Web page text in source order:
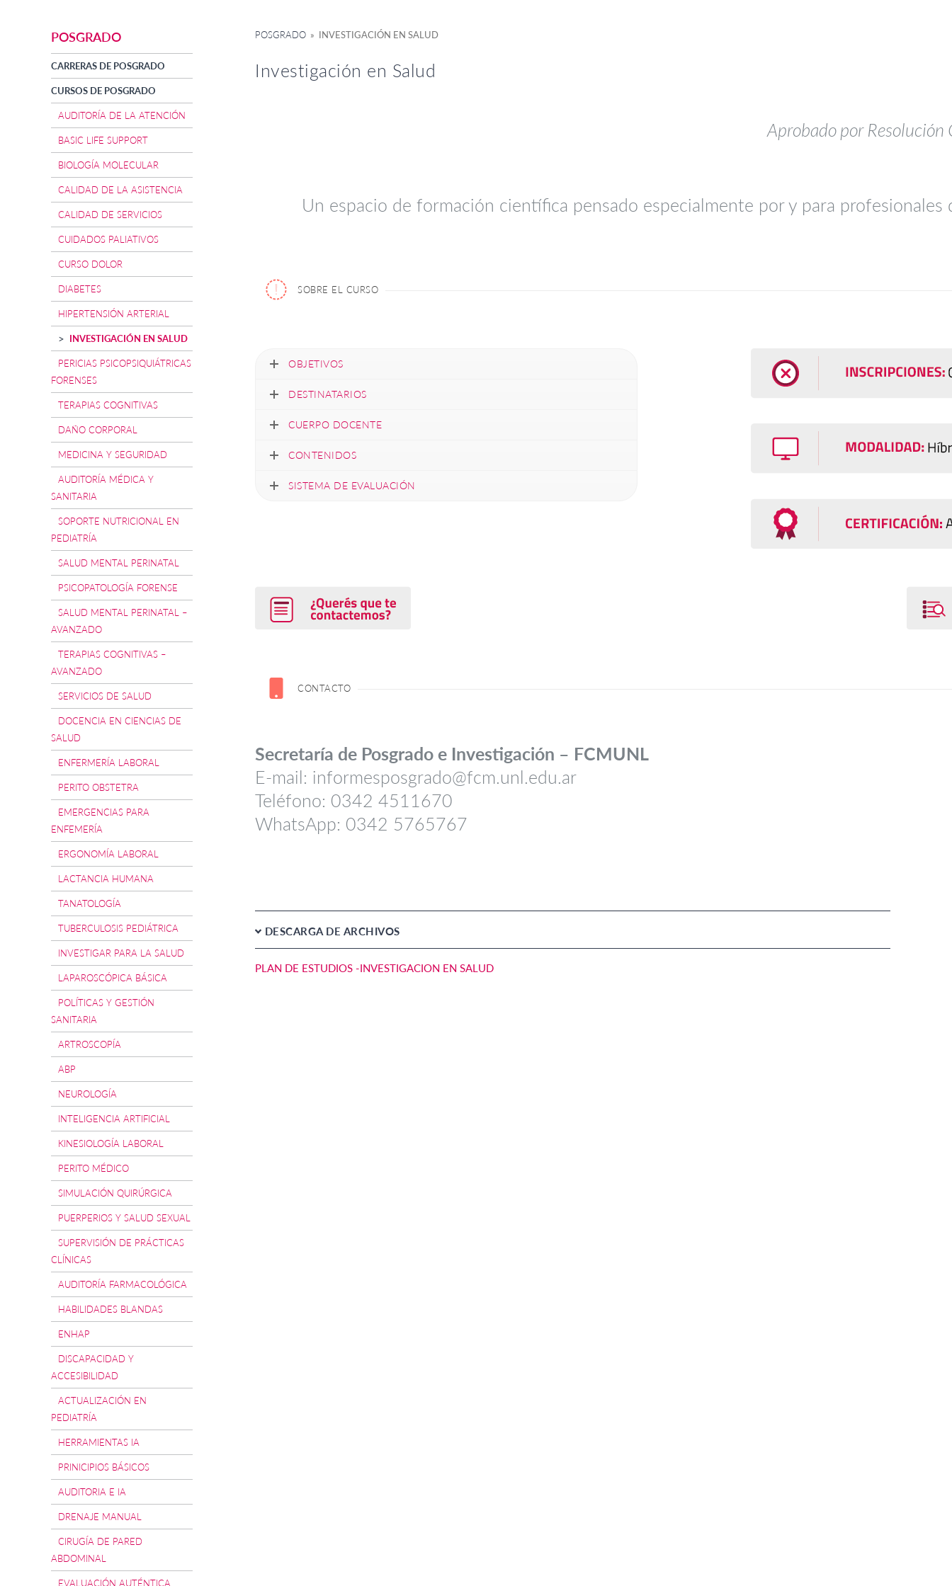
POSGRADO
CARRERAS DE POSGRADO
CURSOS DE POSGRADO
AUDITORÍA DE LA ATENCIÓN
BASIC LIFE SUPPORT
BIOLOGÍA MOLECULAR
CALIDAD DE LA ASISTENCIA
CALIDAD DE SERVICIOS
CUIDADOS PALIATIVOS
CURSO DOLOR
DIABETES
HIPERTENSIÓN ARTERIAL
INVESTIGACIÓN EN SALUD
PERICIAS PSICOPSIQUIÁTRICAS
FORENSES
TERAPIAS COGNITIVAS
DAÑO CORPORAL
MEDICINA Y SEGURIDAD
AUDITORÍA MÉDICA Y
SANITARIA
SOPORTE NUTRICIONAL EN
PEDIATRÍA
SALUD MENTAL PERINATAL
PSICOPATOLOGÍA FORENSE
SALUD MENTAL PERINATAL –
AVANZADO
TERAPIAS COGNITIVAS –
AVANZADO
SERVICIOS DE SALUD
DOCENCIA EN CIENCIAS DE
SALUD
ENFERMERÍA LABORAL
PERITO OBSTETRA
EMERGENCIAS PARA
ENFEMERÍA
ERGONOMÍA LABORAL
LACTANCIA HUMANA
TANATOLOGÍA
TUBERCULOSIS PEDIÁTRICA
INVESTIGAR PARA LA SALUD
LAPAROSCÓPICA BÁSICA
POLÍTICAS Y GESTIÓN
SANITARIA
ARTROSCOPÍA
ABP
NEUROLOGÍA
INTELIGENCIA ARTIFICIAL
KINESIOLOGÍA LABORAL
PERITO MÉDICO
SIMULACIÓN QUIRÚRGICA
PUERPERIOS Y SALUD SEXUAL
SUPERVISIÓN DE PRÁCTICAS
CLÍNICAS
AUDITORÍA FARMACOLÓGICA
HABILIDADES BLANDAS
ENHAP
DISCAPACIDAD Y
ACCESIBILIDAD
ACTUALIZACIÓN EN
PEDIATRÍA
HERRAMIENTAS IA
PRINICIPIOS BÁSICOS
AUDITORIA E IA
DRENAJE MANUAL
CIRUGÍA DE PARED
ABDOMINAL
EVALUACIÓN AUTÉNTICA
POSGRADO » INVESTIGACIÓN EN SALUD
Investigación en Salud
Aprobado por
Un espacio de formación científica pensado especialmente por y para profesionales
SOBRE EL CURSO
OBJETIVOS
DESTINATARIOS
CUERPO DOCENTE
CONTENIDOS
SISTEMA DE EVALUACIÓN
CONTACTO
Secretaría de Posgrado e Investigación – FCMUNL
E-mail: informesposgrado@fcm.unl.edu.ar
Teléfono: 0342 4511670
WhatsApp: 0342 5765767
DESCARGA DE ARCHIVOS
PLAN DE ESTUDIOS -INVESTIGACION EN SALUD